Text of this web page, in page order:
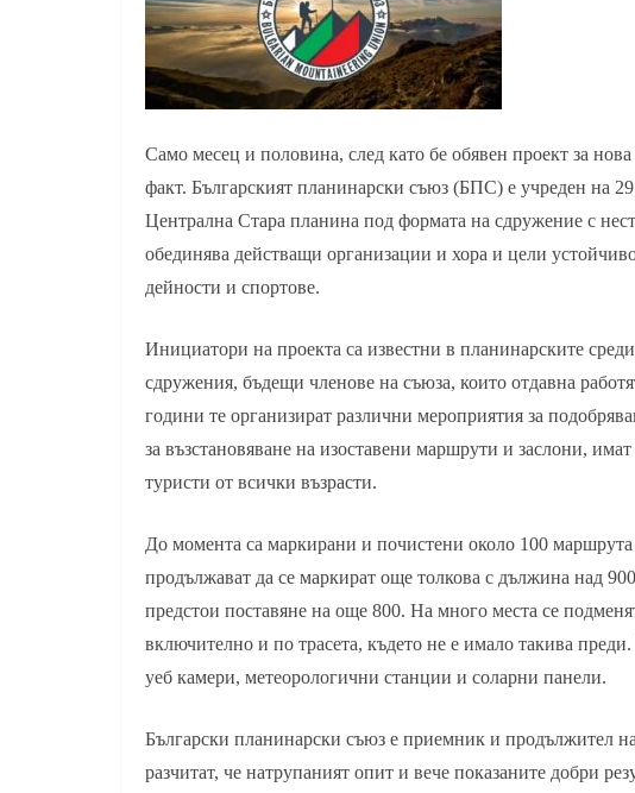
Само месец и половина, след като бе обявен проект за
факт. Българският планинарски съюз (БПС) е учреден на
Централна Стара планина под формата на сдружение с
обединява действащи организации и хора и цели
дейности и спортове.
Инициатори на проекта са известни в планинарските
сдружения, бъдещи членове на съюза, които отдавна
години те организират различни мероприятия за
за възстановяване на изоставени маршрути и заслони,
туристи от всички възрасти.
До момента са маркирани и почистени около 100
продължават да се маркират още толкова с дължина над
предстои поставяне на още 800. На много места се
включително и по трасета, където не е имало такива
уеб камери, метеорологични станции и соларни панели.
Български планинарски съюз е приемник и продължител
разчитат, че натрупаният опит и вече показаните добри